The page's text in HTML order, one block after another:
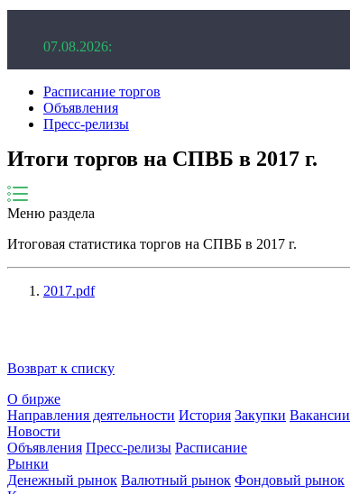
07.08.2026:
Расписание торгов
Объявления
Пресс-релизы
Итоги торгов на СПВБ в 2017 г.
Меню раздела
Итоговая статистика торгов на СПВБ в 2017 г.
2017.pdf
Возврат к списку
О бирже
Направления деятельности История Закупки Вакансии
Новости
Объявления Пресс-релизы Расписание
Рынки
Денежный рынок Валютный рынок Фондовый рынок